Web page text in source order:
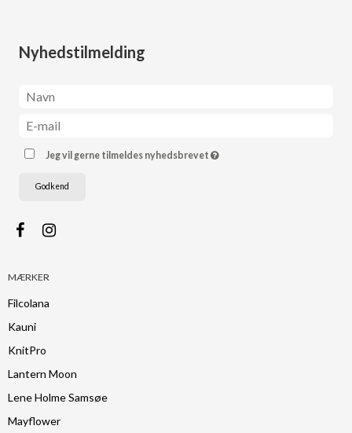
Nyhedstilmelding
Jeg vil gerne tilmeldes nyhedsbrevet
Godkend
MÆRKER
Filcolana
Kauni
KnitPro
Lantern Moon
Lene Holme Samsøe
Mayflower